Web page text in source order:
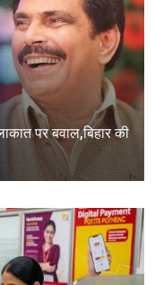
पर बवाल,बिहार की